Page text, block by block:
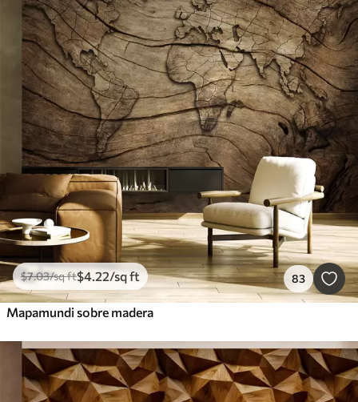
$7.03/sq ft$4.22/sq ft 83
Mapamundi sobre madera